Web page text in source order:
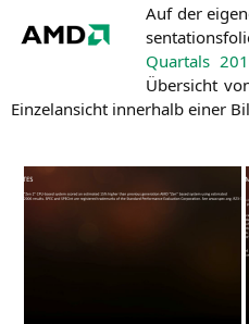
Auf der
Quar­tals
Über­sicht
Ein­zel­an­sicht inner­halb einer